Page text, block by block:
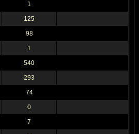
1
125
98
1
540
293
74
0
7